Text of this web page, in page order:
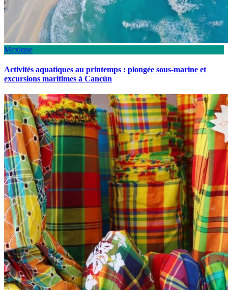
Mexique
Activités aquatiques au printemps : plongée sous-marine et
excursions maritimes à Cancún